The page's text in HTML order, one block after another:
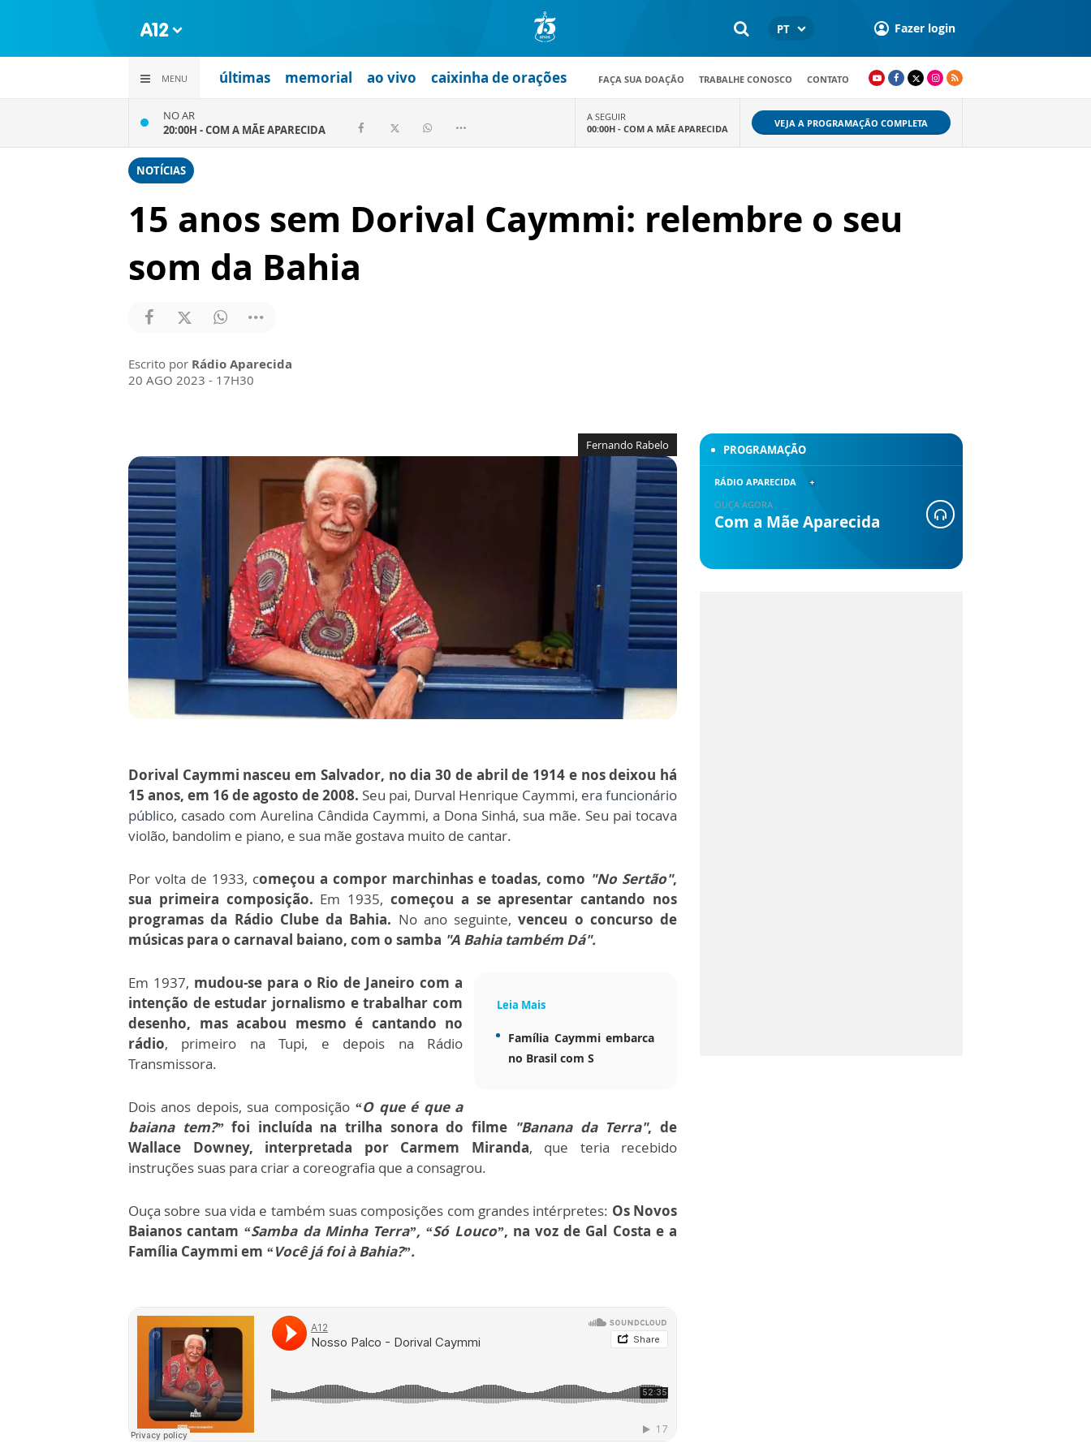
PT Fazer login
MENU últimas memorial ao vivo caixinha de orações FAÇA SUA DOAÇÃO TRABALHE CONOSCO CONTATO
NO AR
20:00H -COM A MÃE APARECIDA
A SEGUIR
00:00H - COM A MÃE APARECIDA VEJA A PROGRAMAÇÃO COMPLETA
NOTÍCIAS
15 anos sem Dorival Caymmi: relembre o seu
som da Bahia
Escrito por Rádio Aparecida
20 AGO 2023 - 17H30
Fernando Rabelo
Dorival Caymmi nasceu em Salvador, no dia 30 de abril de 1914 e nos deixou há
15 anos, em 16 de agosto de 2008. Seu pai, Durval Henrique Caymmi, era funcionário
público, casado com Aurelina Cândida Caymmi, a Dona Sinhá, sua mãe. Seu pai tocava
violão, bandolim e piano, e sua mãe gostava muito de cantar.
Por volta de 1933, começou a compor marchinhas e toadas, como "No Sertão",
sua primeira composição. Em 1935,começou a se apresentar cantando nos
programas da Rádio Clube da Bahia. No ano seguinte, venceu o concurso de
músicas para o carnaval baiano, com o samba "A Bahia também Dá".
Leia Mais
Família Caymmi embarca
no Brasil com S
Em 1937, mudou-se para o Rio de Janeiro com a
intenção de estudar jornalismo e trabalhar com
desenho, mas acabou mesmo é cantando no
rádio, primeiro na Tupi, e depois na Rádio
Transmissora.
Dois anos depois, sua composição “O que é que a
baiana tem?”foi incluída na trilha sonora do filme"Banana da Terra", de
Wallace Downey, interpretada por Carmem Miranda, que teria recebido
instruções suas para criar a coreografia que a consagrou.
Ouça sobre sua vida e também suas composições com grandes intérpretes: Os Novos
Baianos cantam “Samba da Minha Terra”, “Só Louco”, na voz de Gal Costa e a
Família Caymmi em “Você já foi à Bahia?”.
PROGRAMAÇÃO
RÁDIO APARECIDA
OUÇA AGORA
Com a Mãe Aparecida